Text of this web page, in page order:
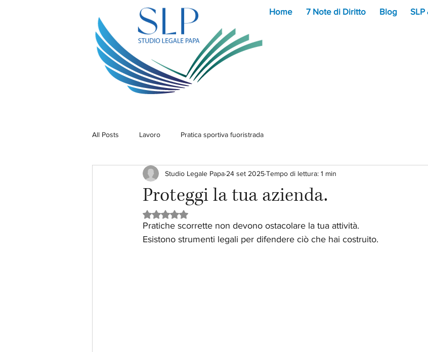
Home 7 Note di Diritto Blog SLP
All Posts Lavoro Pratica sportiva fuoristrada
Proteggi la tua azienda.
Studio Legale Papa 24 set 2025Tempo di lettura: 1 min
Valutazione NaN stelle su 5.
Pratiche scorrette non devono ostacolare la tua attività.
Esistono strumenti legali per difendere ciò che hai costruito.